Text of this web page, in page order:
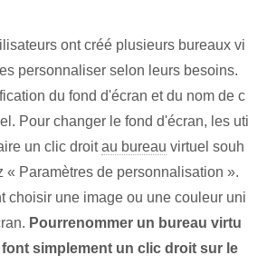
ont créé plusieurs bureaux vi
personnaliser selon leurs besoins.
du fond d'écran et du nom de c
Pour changer le fond d'écran,⁢ les uti
un clic droit‍au bureau virtuel souh
« Paramètres de personnalisation ».
choisir⁤ une image ou une couleur uni
Pour⁤renommer‍ un ⁤bureau virtu
simplement un clic droit sur le